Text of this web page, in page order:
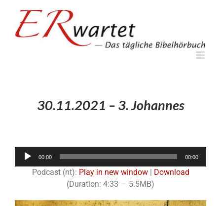
springen
30.11.2021 – 3. Johannes
00:00 00:00
Podcast (nt): Play in new window| Download
(Duration: 4:33 — 5.5MB)